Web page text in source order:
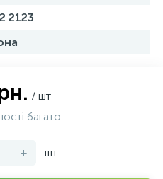
2123
/ шт
багато
+ шт